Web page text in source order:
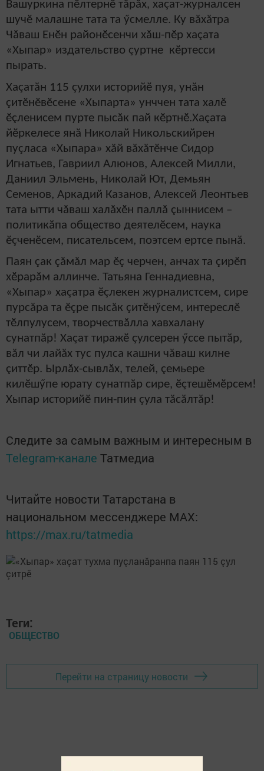
Вашуркина пӗлтернӗ тăрăх, хаçат-журналсен
шучӗ малашне тата та ӳсмелле. Ку вăхăтра
Чăваш Енӗн районӗсенчи хăш-пӗр хаçата
«Хыпар» издательство çуртне кӗртесси
пырать.
Хаçатăн 115 çулхи историйӗ пуя, унăн
çитӗнӗвӗсене «Хыпарта» унччен тата халӗ
ӗçленисем пурте пысăк пай кӗртнӗ.Хаçата
йӗркелесе янă Николай Никольскийрен
пуçласа «Хыпара» хăй вăхăтӗнче Сидор
Игнатьев, Гавриил Алюнов, Алексей Милли,
Даниил Эльмень, Николай Ют, Демьян
Семенов, Аркадий Казанов, Алексей Леонтьев
тата ытти чăваш халăхӗн паллă çыннисем –
политикăпа общество деятелӗсем, наука
ӗçченӗсем, писательсем, поэтсем ертсе пынă.
Паян çак çăмăл мар ӗç черчен, анчах та çирӗп
хӗрарăм аллинче. Татьяна Геннадиевна,
«Хыпар» хаçатра ӗçлекен журналистсем, сире
пурсăра та ӗçре пысăк çитӗнӳсем, интереслӗ
тӗлпулусем, творчествăлла хавхалану
сунатпăр! Хаçат тиражӗ çулсерен ӳссе пытăр,
вăл чи лайăх тус пулса кашни чăваш килне
çиттӗр. Ырлăх-сывлăх, телей, çемьере
килӗшӳпе юрату сунатпăр сире, ӗçтешӗмӗрсем!
Хыпар историйӗ пин-пин çула тăсăлтăр!
Следите за самым важным и интересным в
Telegram-канале Татмедиа
Читайте новости Татарстана в
национальном мессенджере MАХ:
https://max.ru/tatmedia
Теги:
ОБЩЕСТВО
Перейти на страницу новости